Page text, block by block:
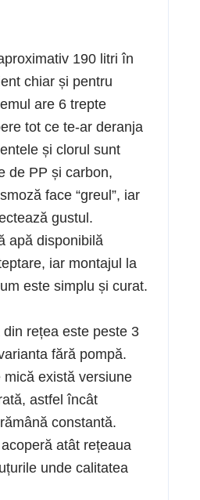
190 litri în
chiar și pentru
are 6 trepte
tot ce te-ar deranja
și clorul sunt
de PP și carbon,
face “greul”, iar
gustul.
apă disponibilă
iar montajul la
este simplu și curat.
rețea este peste 3
fără pompă.
mică există versiune
astfel încât
constantă.
atât rețeaua
unde calitatea